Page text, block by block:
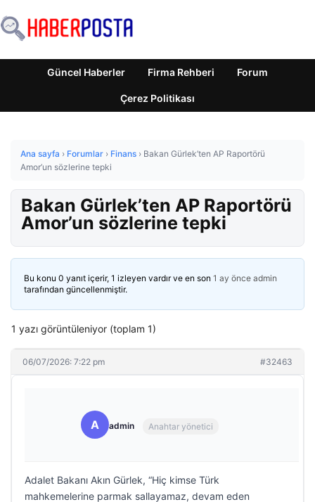
Güncel Haberler Firma Rehberi Forum
Çerez Politikası
Ana sayfa › Forumlar › Finans › Bakan Gürlek’ten AP Raportörü
Amor’un sözlerine tepki
Bakan Gürlek’ten AP Raportörü
Amor’un sözlerine tepki
Bu konu 0 yanıt içerir, 1 izleyen vardır ve en son 1 ay önce admin
tarafından güncellenmiştir.
1 yazı görüntüleniyor (toplam 1)
06/07/2026: 7:22 pm #32463
A admin Anahtar yönetici
Adalet Bakanı Akın Gürlek, “Hiç kimse Türk
mahkemelerine parmak sallayamaz, devam eden